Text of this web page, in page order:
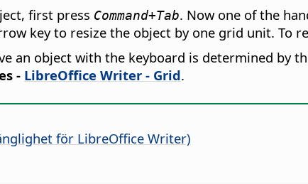
first press Command+Tab. Now one of the
key to resize the object by one grid unit. To
an object with the keyboard is determined by
- LibreOffice Writer - Grid.
för LibreOffice Writer)